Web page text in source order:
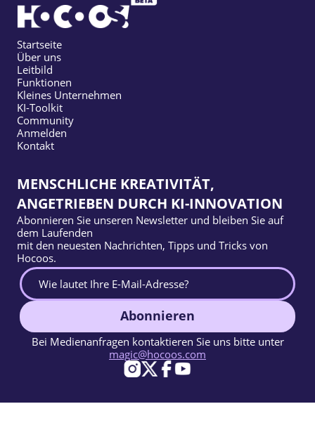
Startseite
Über uns
Leitbild
Funktionen
Kleines Unternehmen
KI-Toolkit
Community
Anmelden
Kontakt
MENSCHLICHE KREATIVITÄT,
ANGETRIEBEN DURCH KI-INNOVATION
Abonnieren Sie unseren Newsletter und bleiben Sie auf
dem Laufenden
mit den neuesten Nachrichten, Tipps und Tricks von
Hocoos.
Abonnieren
Bei Medienanfragen kontaktieren Sie uns bitte unter
magic@hocoos.com